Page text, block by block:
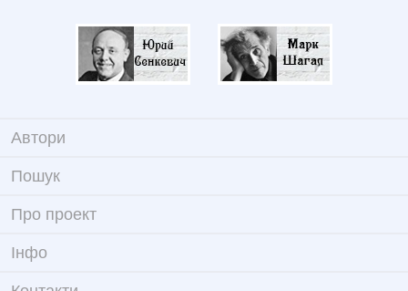
Автори
Пошук
Про проект
Iнфо